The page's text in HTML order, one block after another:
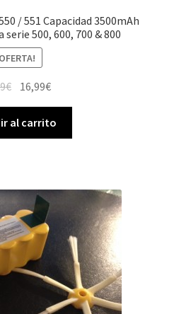
/ 551 Capacidad 3500mAh
500, 600, 700 & 800
€ El
precio
original
era:
16,99€El
precio
actual
es:
al carrito